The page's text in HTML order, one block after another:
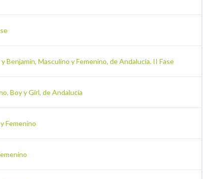
Masculino y Femenino, de Andalucía. II Fase
Boy y Girl, de Andalucía
Femenino